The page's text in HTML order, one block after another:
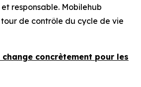
responsable. Mobilehub
tour de contrôle du cycle de vie
change concrètement pour les